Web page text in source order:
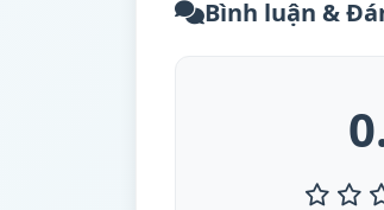
Bình luận &